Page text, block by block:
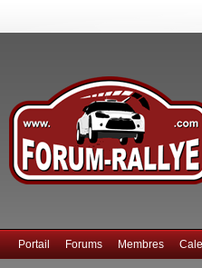
Portail Forums Membres